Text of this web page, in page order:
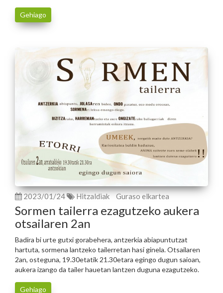
Gehiago
2023/01/24 Hitzaldiak Guraso elkartea
Sormen tailerra ezagutzeko aukera
otsailaren 2an
Badira bi urte gutxi gorabehera, antzerkia abiapuntutzat
hartuta, sormena lantzeko tailerretan hasi ginela. Otsailaren
2an, osteguna, 19.30etatik 21.30etara egingo dugun saioan,
aukera izango da tailer hauetan lantzen duguna ezagutzeko.
Gehiago